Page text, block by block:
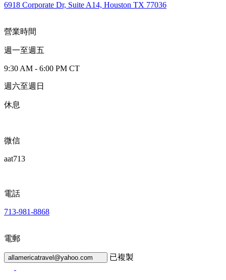
6918 Corporate Dr, Suite A14, Houston TX 77036
營業時間
週一至週五
9:30 AM - 6:00 PM CT
週六至週日
休息
微信
aat713
電話
713-981-8868
電郵
allamericatravel@yahoo.com 已複製